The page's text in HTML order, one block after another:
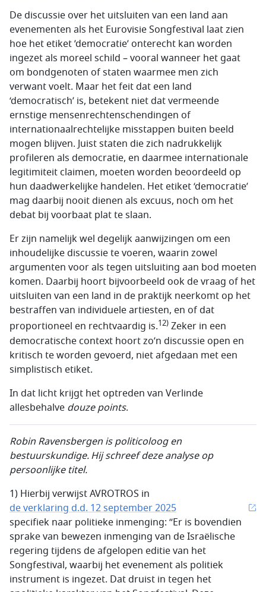
De discussie over het uitsluiten van een land aan
evenementen als het Eurovisie Songfestival laat zien
hoe het etiket ’democratie’ onterecht kan worden
ingezet als moreel schild – vooral wanneer het gaat
om bondgenoten of staten waarmee men zich
verwant voelt. Maar het feit dat een land
‘democratisch’ is, betekent niet dat vermeende
ernstige mensenrechtenschendingen of
internationaalrechtelijke misstappen buiten beeld
mogen blijven. Juist staten die zich nadrukkelijk
profileren als democratie, en daarmee internationale
legitimiteit claimen, moeten worden beoordeeld op
hun daadwerkelijke handelen. Het etiket ‘democratie’
mag daarbij nooit dienen als excuus, noch om het
debat bij voorbaat plat te slaan.
Er zijn namelijk wel degelijk aanwijzingen om een
inhoudelijke discussie te voeren, waarin zowel
argumenten voor als tegen uitsluiting aan bod moeten
komen. Daarbij hoort bijvoorbeeld ook de vraag of het
uitsluiten van een land in de praktijk neerkomt op het
bestraffen van individuele artiesten, en of dat
proportioneel en rechtvaardig is.12) Zeker in een
democratische context hoort zo’n discussie open en
kritisch te worden gevoerd, niet afgedaan met een
simplistisch etiket.
In dat licht krijgt het optreden van Verlinde
allesbehalve douze points.
Robin Ravensbergen is politicoloog en
bestuurskundige. Hij schreef deze analyse op
persoonlijke titel.
1) Hierbij verwijst AVROTROS in
de verklaring d.d. 12 september 2025
specifiek naar politieke inmenging: “Er is bovendien
sprake van bewezen inmenging van de Israëlische
regering tijdens de afgelopen editie van het
Songfestival, waarbij het evenement als politiek
instrument is ingezet. Dat druist in tegen het